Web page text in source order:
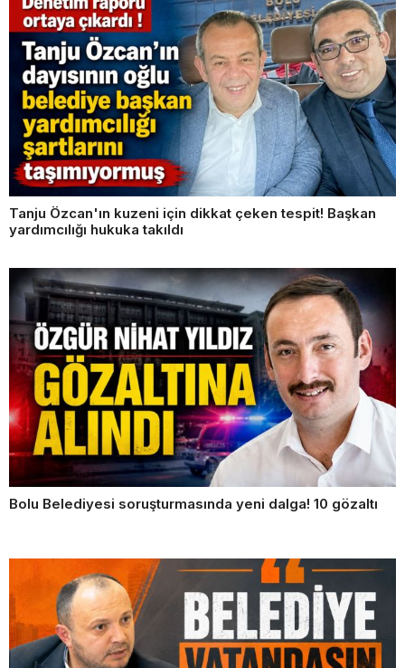
Tanju Özcan'ın kuzeni için dikkat çeken tespit! Başkan
yardımcılığı hukuka takıldı
Bolu Belediyesi soruşturmasında yeni dalga! 10 gözaltı